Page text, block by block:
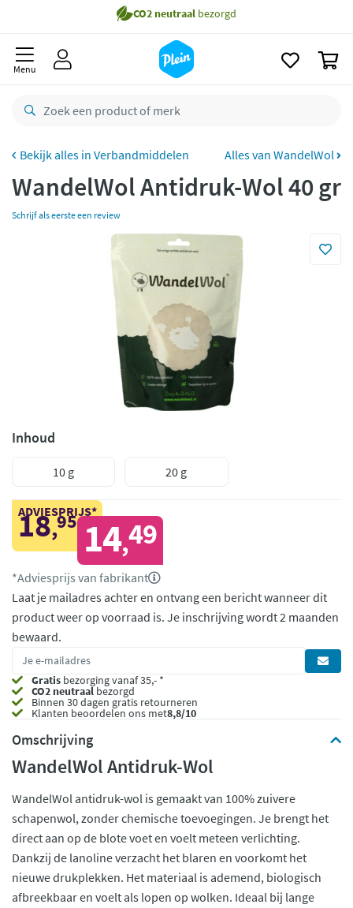
Gratisbezorging vanaf 35,- *
Bestelling uiterlijkzaterdag
Gratisretourneren
Betaal met Klarna
Menu
Verbandmiddelen Alles van WandelWol
WandelWol Antidruk-Wol 40 gr
Schrijf als eerste een review
Inhoud
10 g 20 g
ADVIESPRIJS*
18,95 14,49
*Adviesprijs van fabrikant
Laat je mailadres achter en ontvang een bericht wanneer dit
product weer op voorraad is. Je inschrijving wordt 2 maanden
bewaard.
Gratis bezorging vanaf 35,- *
CO2 neutraalbezorgd
Binnen 30 dagen gratis retourneren
Klanten beoordelen ons met8,8/10
Omschrijving
WandelWol Antidruk-Wol
WandelWol antidruk-wol is gemaakt van 100% zuivere
schapenwol, zonder chemische toevoegingen. Je brengt het
direct aan op de blote voet en voelt meteen verlichting.
Dankzij de lanoline verzacht het blaren en voorkomt het
nieuwe drukplekken. Het materiaal is ademend, biologisch
afbreekbaar en voelt als lopen op wolken. Ideaal bij lange